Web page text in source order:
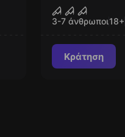
Code
3-7 άνθρωποι18+
Κράτηση